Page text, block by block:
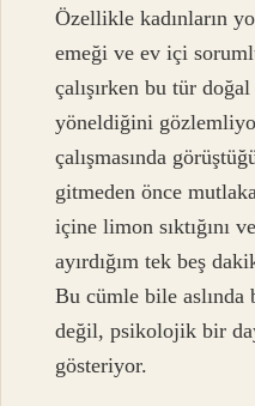
Özellikle kadınların
emeği ve ev içi
çalışırken bu tür
yöneldiğini
çalışmasında
gitmeden önce
içine limon sıktığını
ayırdığım tek beş
Bu cümle bile aslında
değil, psikolojik bir
gösteriyor.